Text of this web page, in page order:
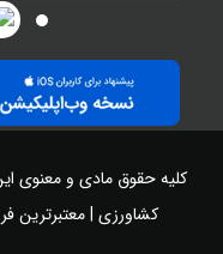
کلیه حقوق مادی و معنوی
کشاورزی | معتبرترین